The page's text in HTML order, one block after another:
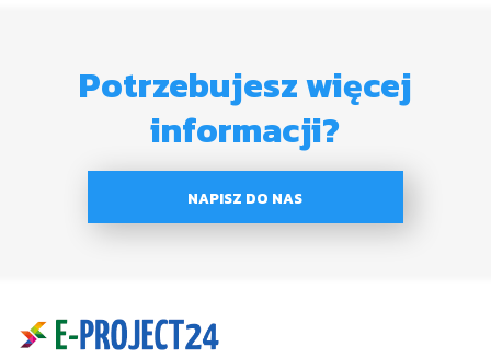
Potrzebujesz więcej
informacji?
NAPISZ DO NAS